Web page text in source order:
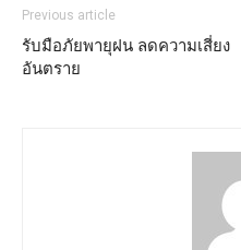
Previous article
รับมือภัยพายุฝน ลดความเสี่ยง
อันตราย